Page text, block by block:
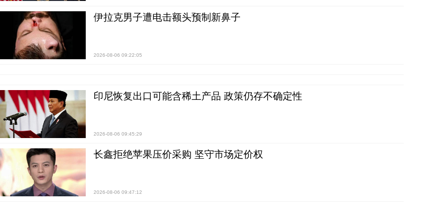
伊拉克男子遭电击额头预制新鼻子
2026-08-06 09:22:05
印尼恢复出口可能含稀土产品 政策仍存不确定性
2026-08-06 09:45:29
长鑫拒绝苹果压价采购 坚守市场定价权
2026-08-06 09:47:12